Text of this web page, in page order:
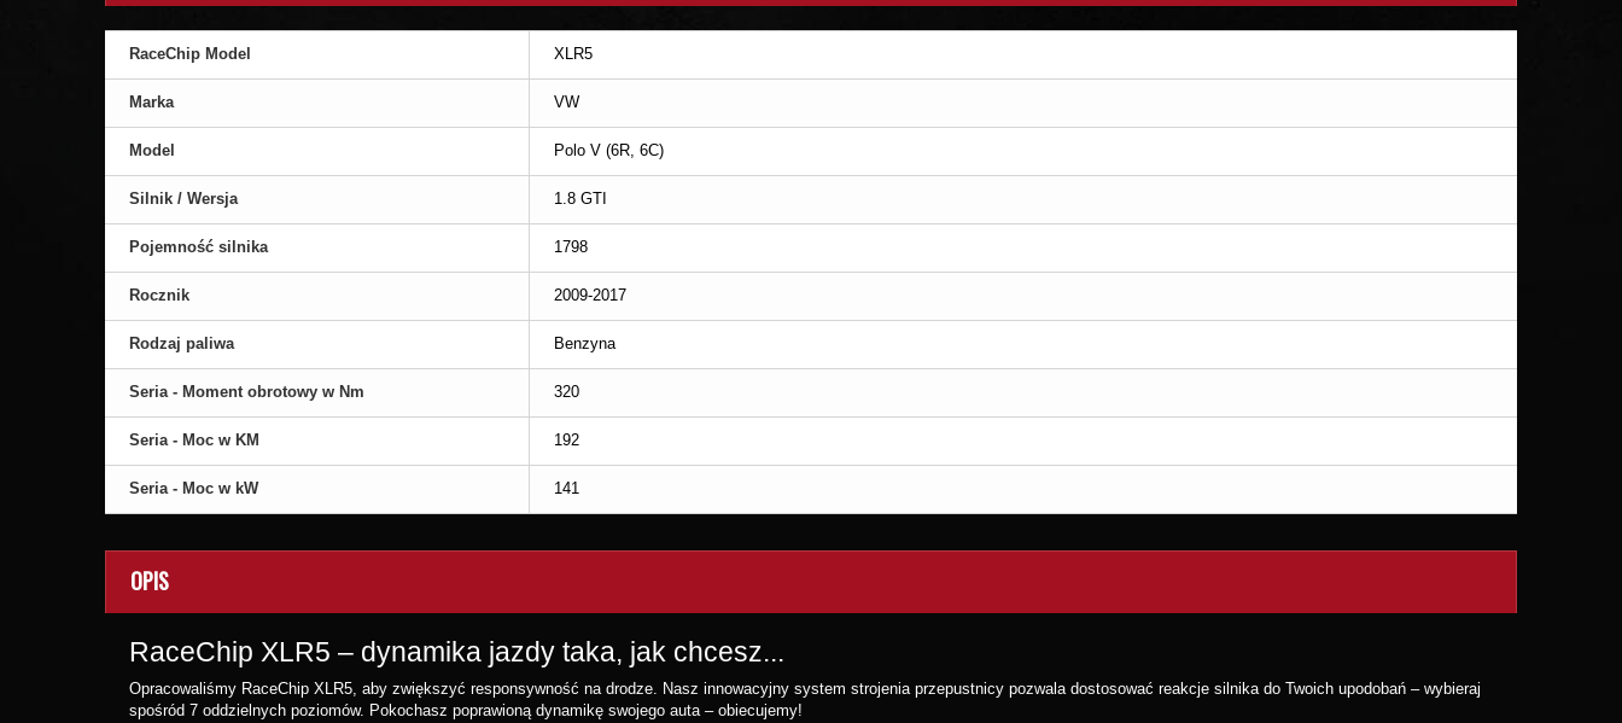
RaceChip Model XLR5
Marka VW
Model Polo V (6R, 6C)
Silnik / Wersja 1.8 GTI
Pojemność silnika 1798
Rocznik 2009-2017
Rodzaj paliwa Benzyna
Seria - Moment obrotowy w Nm 320
Seria - Moc w KM 192
Seria - Moc w kW 141
OPIS
RaceChip XLR5 – dynamika jazdy taka, jak chcesz...
Opracowaliśmy RaceChip XLR5, aby zwiększyć responsywność na drodze. Nasz innowacyjny system strojenia przepustnicy pozwala dostosować reakcje silnika do Twoich upodobań – wybieraj
spośród 7 oddzielnych poziomów. Pokochasz poprawioną dynamikę swojego auta – obiecujemy!